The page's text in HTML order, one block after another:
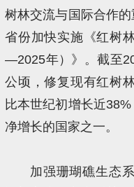
树林交流与国际合作
省份加快实施《红树
—2025年）》。截至
公顷，修复现有红树
比本世纪初增长近
净增长的国家之一。
加强珊瑚礁生态